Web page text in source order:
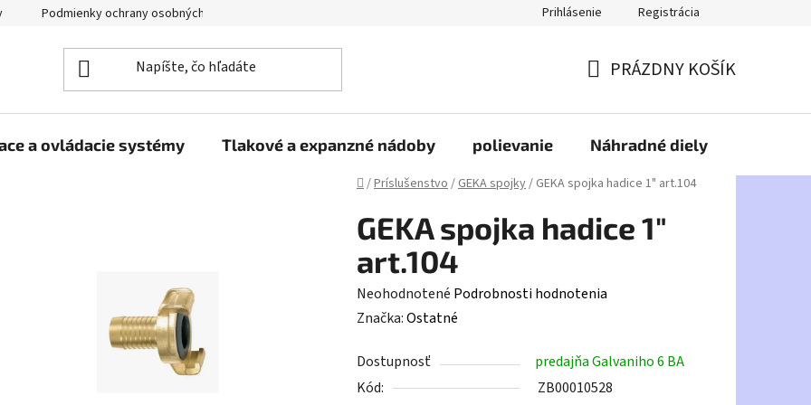
Podmienky ochrany osobných údajov Prihlásenie Registrácia
KOŠÍK
PRÁZDNY KOŠÍK
a ovládacie systémy Tlakové a expanzné nádoby polievanie Náhradné diely
Domov
/Príslušenstvo/GEKA spojky/ GEKA spojka hadice 1" art.104
GEKA spojka hadice 1"
art.104
Priemerné
hodnotenie
je
0,0
Neohodnotené Podrobnosti hodnotenia
Značka:Ostatné
Dostupnosť
predajňa Galvaniho 6 BA
Kód:
ZB00010528